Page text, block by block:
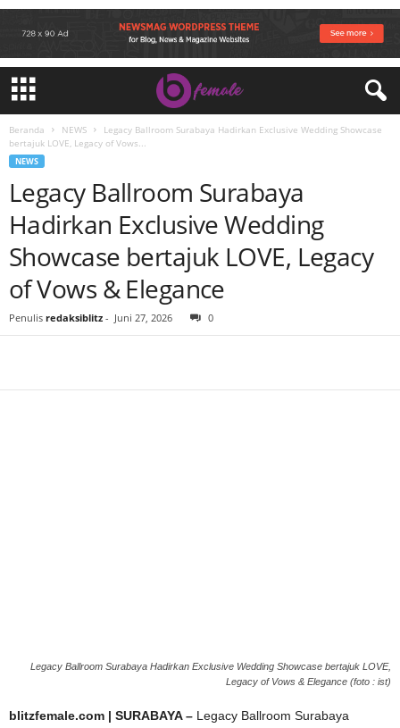
Beranda NEWS
Legacy Ballroom Surabaya Hadirkan Exclusive Wedding Showcase
bertajuk LOVE, Legacy of Vows...
NEWS
Legacy Ballroom Surabaya
Hadirkan Exclusive Wedding
Showcase bertajuk LOVE, Legacy
of Vows & Elegance
Penulis redaksiblitz - Juni 27, 2026 0
Legacy Ballroom Surabaya Hadirkan Exclusive Wedding Showcase bertajuk LOVE,
Legacy of Vows & Elegance (foto : ist)
blitzfemale.com | SURABAYA – Legacy Ballroom Surabaya